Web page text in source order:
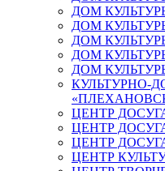
ДОМ
ДОМ
ДОМ
ДОМ
ДОМ
КУЛЬТУРНО-
ЦЕНТР
ЦЕНТР
ЦЕНТР
ЦЕНТР